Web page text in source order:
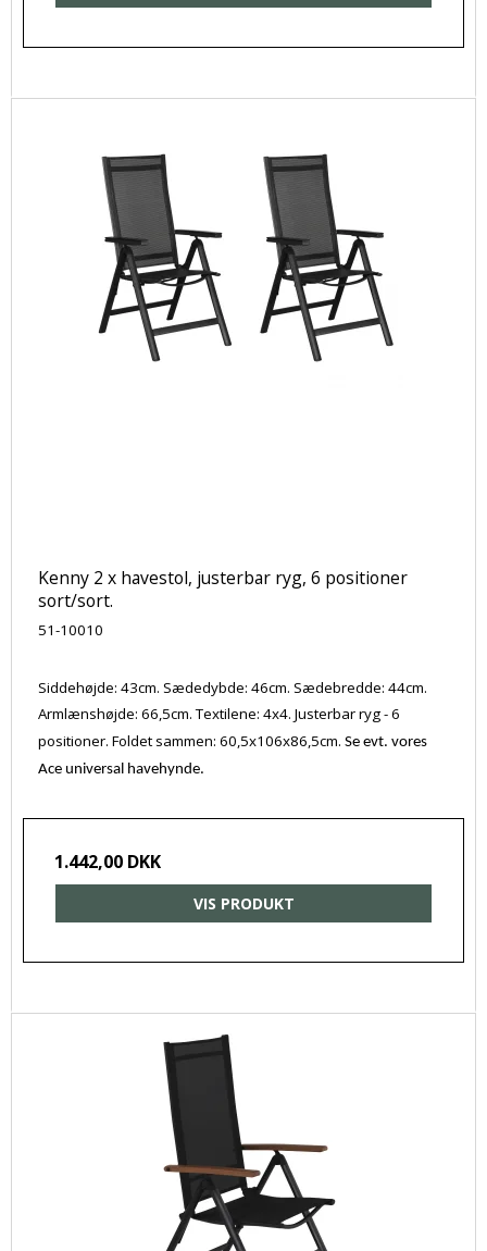
Kenny 2 x havestol, justerbar ryg, 6 positioner
sort/sort.
51-10010
Siddehøjde: 43cm. Sædedybde: 46cm. Sædebredde: 44cm.
Armlænshøjde: 66,5cm. Textilene: 4x4. Justerbar ryg - 6
positioner. Foldet sammen: 60,5x106x86,5cm. Se evt. vores
Ace universal havehynde.
1.442,00 DKK
VIS PRODUKT